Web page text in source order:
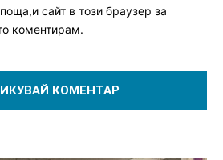
сайт в този браузер за
коментирам.